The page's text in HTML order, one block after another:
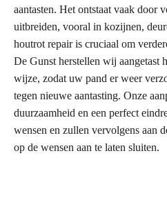
aantasten. Het ontstaat vaak door
uitbreiden, vooral in kozijnen,
houtrot repair is cruciaal om
De Gunst herstellen wij aangetast
wijze, zodat uw pand er weer
tegen nieuwe aantasting. Onze
duurzaamheid en een perfect
wensen en zullen vervolgens aan
op de wensen aan te laten sluiten.